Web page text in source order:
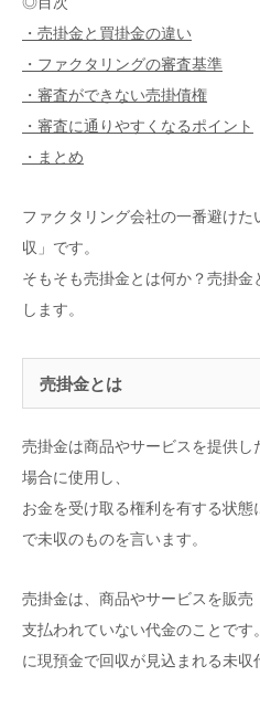
・売掛金と買掛金の違い
・ファクタリングの審査基準
・審査ができない売掛債権
・審査に通りやすくなるポイント
・まとめ
ファクタリング会社の一番避け
収」です。
そもそも売掛金とは何か？売掛
します。
売掛金とは
売掛金は商品やサービスを提供
場合に使用し、
お金を受け取る権利を有する状
で未収のものを言います。
売掛金は、商品やサービスを販
支払われていない代金のことで
に現預金で回収が見込まれる未収